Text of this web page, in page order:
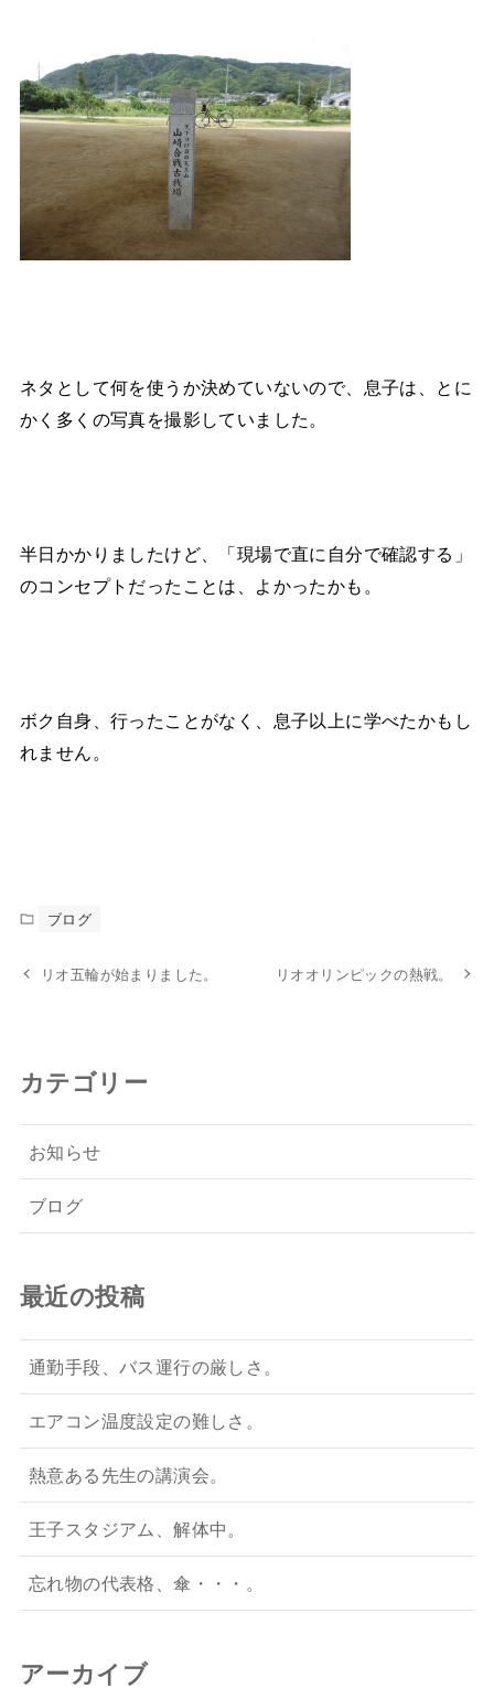
ネタとして何を使うか決めていないので、息子は、とに
かく多くの写真を撮影していました。
半日かかりましたけど、「現場で直に自分で確認する」
のコンセプトだったことは、よかったかも。
ボク自身、行ったことがなく、息子以上に学べたかもし
れません。
ブログ
リオ五輪が始まりました。 リオオリンピックの熱戦。
カテゴリー
お知らせ
ブログ
最近の投稿
通勤手段、バス運行の厳しさ。
エアコン温度設定の難しさ。
熱意ある先生の講演会。
王子スタジアム、解体中。
忘れ物の代表格、傘・・・。
アーカイブ